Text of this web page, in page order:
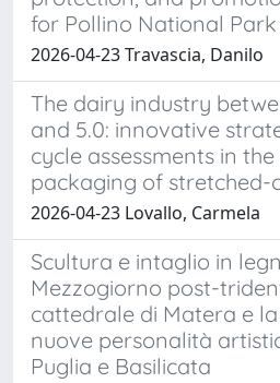
for Pollino National
2026-04-23 Travascia, Danilo
The dairy industry
and 5.0: innovative
cycle assessments in
packaging of stretched-
2026-04-23 Lovallo, Carmela
Scultura e intaglio in
Mezzogiorno post-
cattedrale di Matera e
nuove personalità
Puglia e Basilicata